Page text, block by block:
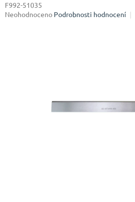
F992-51035
Průměrné
Neohodnoceno Podrobnosti hodnocení